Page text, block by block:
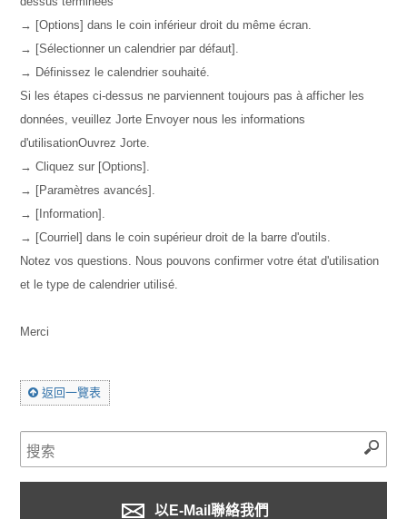
→ [Options] dans le coin inférieur droit du même écran.
→ [Sélectionner un calendrier par défaut].
→ Définissez le calendrier souhaité.
Si les étapes ci-dessus ne parviennent toujours pas à afficher les
données, veuillez Jorte Envoyer nous les informations
d'utilisationOuvrez Jorte.
→ Cliquez sur [Options].
→ [Paramètres avancés].
→ [Information].
→ [Courriel] dans le coin supérieur droit de la barre d'outils.
Notez vos questions. Nous pouvons confirmer votre état d'utilisation
et le type de calendrier utilisé.
Merci
返回一覽表
以E-Mail聯絡我們